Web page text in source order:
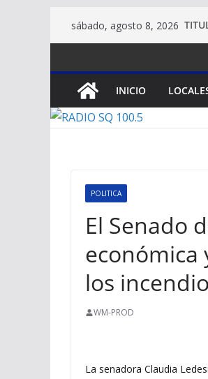
sábado, agosto 8, 2026
INICIO
POLITICA
El Senado
económica
los
WM-PROD
La senadora Claudia